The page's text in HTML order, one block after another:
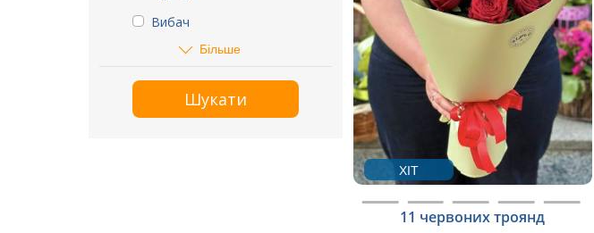
Вибач
Більше
Шукати
ХІТ
11 червоних троянд